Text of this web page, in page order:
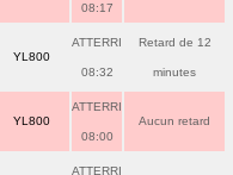
08:17
YL800
ATTERRI
08:32
Retard de 12
minutes
YL800
ATTERRI
08:00
Aucun retard
ATTERRI